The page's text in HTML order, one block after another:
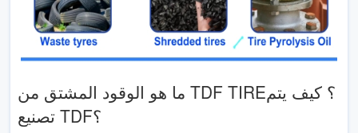
ما هو الوقود المشتق من TDF TIRE؟ كيف يتم
تصنيع TDF؟